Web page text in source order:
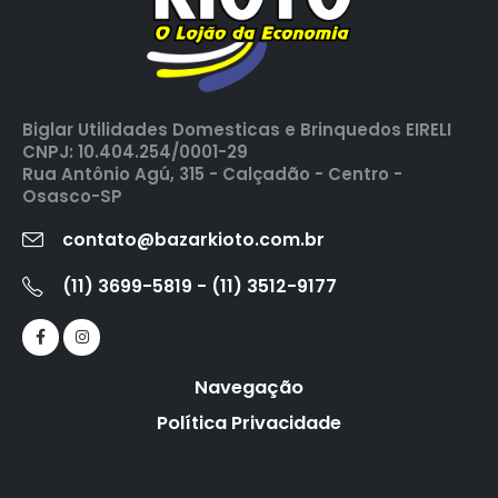
Biglar Utilidades Domesticas e Brinquedos EIRELI
CNPJ: 10.404.254/0001-29
Rua Antônio Agú, 315 - Calçadão - Centro -
Osasco-SP
contato@bazarkioto.com.br
(11) 3699-5819 - (11) 3512-9177
Navegação
Política Privacidade